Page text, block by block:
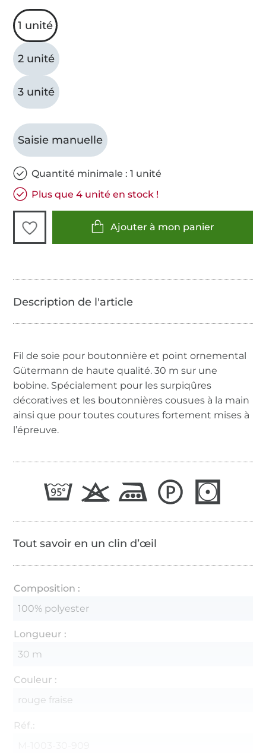
1 unité
2 unité
3 unité
Saisie manuelle
Quantité minimale : 1 unité
Plus que 4 unité en stock !
Ajouter à mon panier
Fil de soie pour boutonnière et point ornemental
Gütermann de haute qualité. 30 m sur une
bobine. Spécialement pour les surpiqûres
décoratives et les boutonnières cousues à la main
ainsi que pour toutes coutures fortement mises à
l’épreuve.
Tout savoir en un clin d’œil
Composition :
100% polyester
Longueur :
30 m
Couleur :
rouge fraise
Réf.: